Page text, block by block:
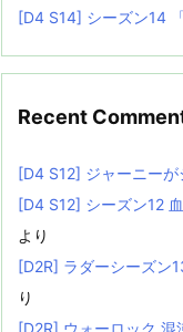
[D4 S14] シーズン14
Recent
[D4 S12] ジャーニー
[D4 S12] シーズン12
より
[D2R] ラダーシーズン
り
[D2R] ウォーロック 混